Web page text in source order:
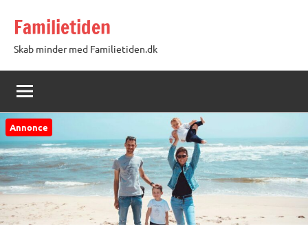
indhold
Familietiden
Skab minder med Familietiden.dk
Annonce